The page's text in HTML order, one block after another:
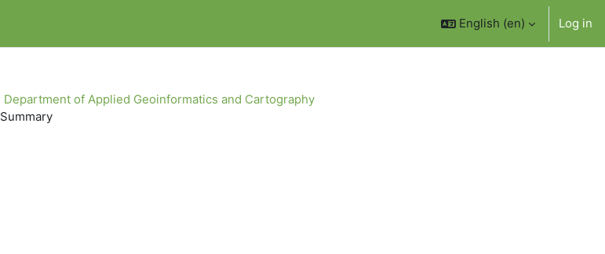
English ‎(en)‎ Log in
Department of Applied Geoinformatics and Cartography
Summary